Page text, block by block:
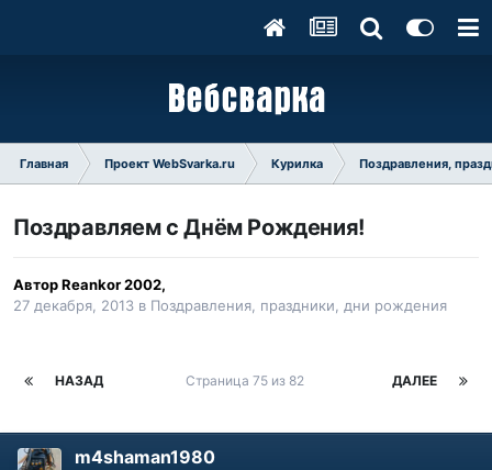
Главная Проект WebSvarka.ru Курилка Поздравления,
Поздравляем с Днём Рождения!
АвторReankor 2002,
27 декабря, 2013 в Поздравления, праздники, дни рождения
НАЗАД ДАЛЕЕ
Страница 75 из 82
m4shaman1980